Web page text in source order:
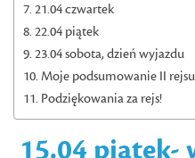
21.04 czwartek
22.04 piątek
23.04 sobota, dzień wyjazdu
Moje podsumowanie II
Podziękowania za rejs!
15.04 piątek-